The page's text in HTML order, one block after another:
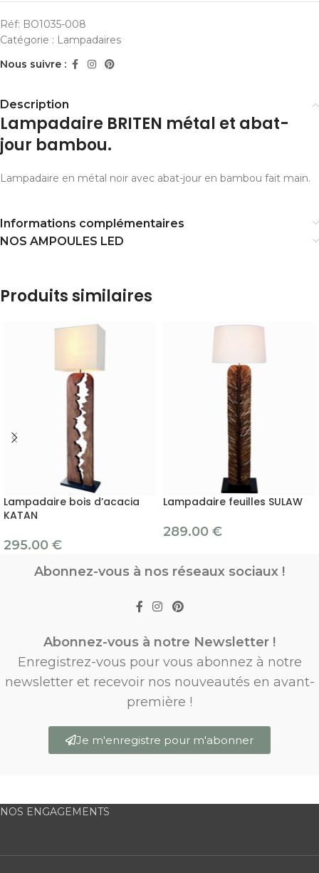
Réf: BO1035-008
Catégorie : Lampadaires
Nous suivre :
Description
Lampadaire BRITEN métal et abat-
jour bambou.
Lampadaire en métal noir avec abat-jour en bambou fait main.
Informations complémentaires
NOS AMPOULES LED
Produits similaires
Lampadaire bois d’acacia
KATAN
295.00 €
Lampadaire feuilles SULAW
289.00 €
Abonnez-vous à nos réseaux sociaux !
Abonnez-vous à notre Newsletter !
Enregistrez-vous pour vous abonnez à notre
newsletter et recevoir nos nouveautés en avant-
première !
Je m'enregistre pour m'abonner
NOS ENGAGEMENTS